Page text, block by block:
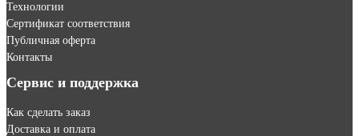
Технологии
Сертификат соответствия
Публичная оферта
Контакты
Сервис и поддержка
Как сделать заказ
Доставка и оплата